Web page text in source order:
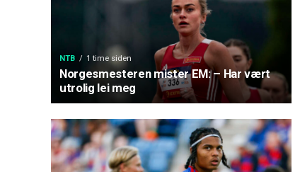
NTB 1 time siden
Norgesmesteren mister EM: – Har vært
utrolig lei meg